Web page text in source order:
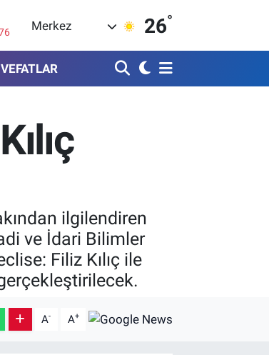
Merkez 26°
VEFATLAR
ilgilendiren
ve İdari Bilimler
Filiz Kılıç ile
A- A+